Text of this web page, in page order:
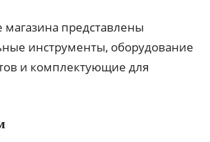
магазина представлены
инструменты, оборудование
и комплектующие для